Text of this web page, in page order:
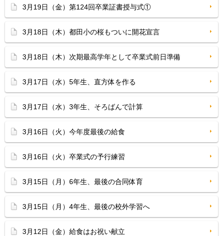
3月19日（金）第124回卒業証書授与式①
3月18日（木）都田小の桜もついに開花宣言
3月18日（木）次期最高学年として卒業式前日準備
3月17日（水）5年生、直方体を作る
3月17日（水）3年生、そろばんで計算
3月16日（火）今年度最後の給食
3月16日（火）卒業式の予行練習
3月15日（月）6年生、最後の合同体育
3月15日（月）4年生、最後の校外学習へ
3月12日（金）給食はお祝い献立